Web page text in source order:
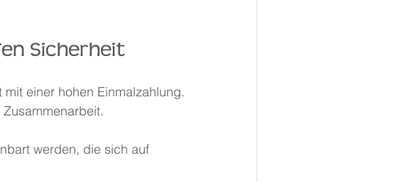
Sicherheit
einer hohen Einmalzahlung.
werden, die sich auf